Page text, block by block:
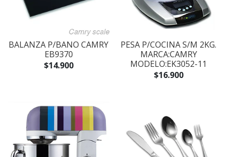
BALANZA P/BANO CAMRY
EB9370
$14.900
PESA P/COCINA S/M 2KG.
MARCA:CAMRY
MODELO:EK3052-11
$16.900